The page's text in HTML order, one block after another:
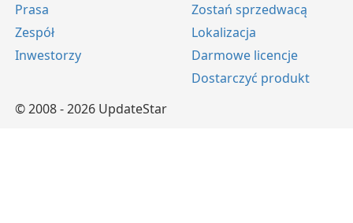
Prasa
Zespół
Inwestorzy
Zostań sprzedwacą
Lokalizacja
Darmowe licencje
Dostarczyć produkt
© 2008 - 2026 UpdateStar